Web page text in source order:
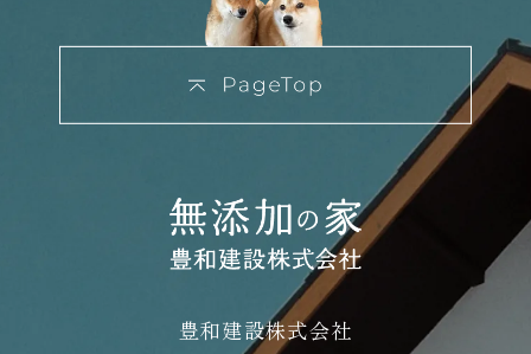
豊和建設株式会社